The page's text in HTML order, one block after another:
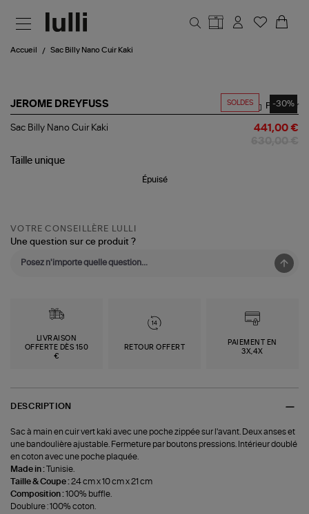
Accueil Sac Billy Nano Cuir Kaki
SOLDES -30%
JEROME DREYFUSS
Sac
Cuir
Partager
Sac Billy Nano Cuir Kaki 441,00 €
Taille unique
Épuisé
VOTRE CONSEILLÈRE LULLI
Une question sur ce produit ?
LIVRAISON
OFFERTE DÈS 150
€
RETOUR OFFERT
PAIEMENT EN
3X,4X
DESCRIPTION
Sac à main en cuir vert kaki avec une poche zippée sur l'avant. Deux anses et
une bandoulière ajustable. Fermeture par boutons pressions. Intérieur doublé
en coton avec une poche plaquée.
Made in :Tunisie.
Taille & Coupe :24 cm x 10 cm x 21 cm
Composition :100% buffle.
Doublure : 100% coton.